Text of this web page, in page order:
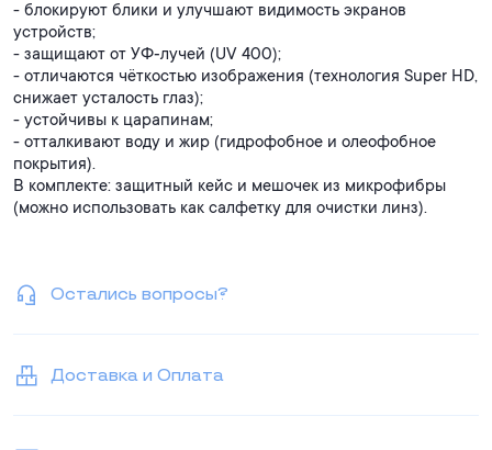
- блокируют блики и улучшают видимость экранов
устройств;
- защищают от УФ‑лучей (UV 400);
- отличаются чёткостью изображения (технология Super HD,
снижает усталость глаз);
- устойчивы к царапинам;
- отталкивают воду и жир (гидрофобное и олеофобное
покрытия).
В комплекте: защитный кейс и мешочек из микрофибры
(можно использовать как салфетку для очистки линз).
Остались вопросы?
Доставка и Оплата